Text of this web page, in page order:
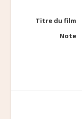
Titre du film
Note